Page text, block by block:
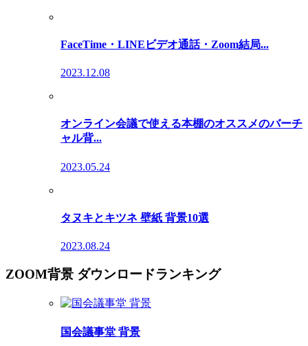
FaceTime・LINEビデオ通話・Zoom結局...
2023.12.08
オンライン会議で使える本棚のオススメのバーチ
ャル背...
2023.05.24
タヌキとキツネ 壁紙 背景10選
2023.08.24
ZOOM背景 ダウンロードランキング
国会議事堂 背景